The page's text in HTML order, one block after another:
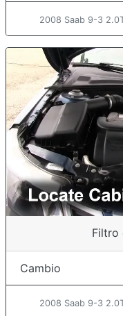
2008 Saab 9-3
Filtro
Cambio
2008 Saab 9-3